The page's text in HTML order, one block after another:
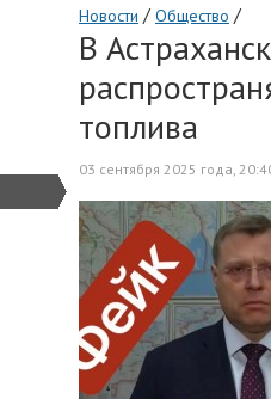
Новости / Общество /
В
топлива
03 сентября 2025 года,